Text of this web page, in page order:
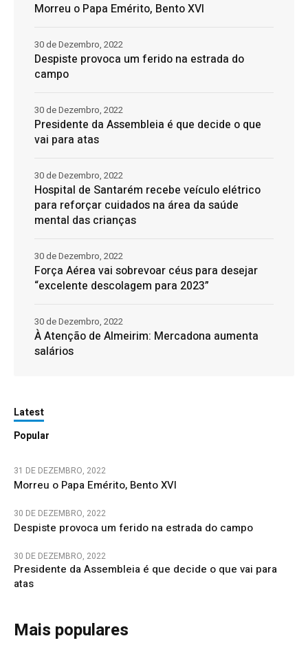
Morreu o Papa Emérito, Bento XVI
Despiste provoca um ferido na estrada do
campo
30 de Dezembro, 2022
Presidente da Assembleia é que decide o que
vai para atas
30 de Dezembro, 2022
Hospital de Santarém recebe veículo elétrico
para reforçar cuidados na área da saúde
mental das crianças
30 de Dezembro, 2022
Força Aérea vai sobrevoar céus para desejar
“excelente descolagem para 2023”
30 de Dezembro, 2022
À Atenção de Almeirim: Mercadona aumenta
salários
30 de Dezembro, 2022
Latest
Popular
31 DE DEZEMBRO, 2022
Morreu o Papa Emérito, Bento XVI
30 DE DEZEMBRO, 2022
Despiste provoca um ferido na estrada do campo
30 DE DEZEMBRO, 2022
Presidente da Assembleia é que decide o que vai para
atas
Mais populares